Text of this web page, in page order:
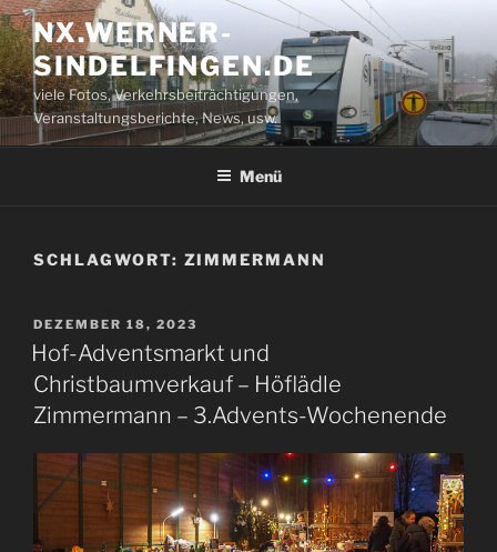
Zum
Inhalt
springen
NX.WERNER-
SINDELFINGEN.DE
viele Fotos, Verkehrsbeiträchtigungen,
Veranstaltungsberichte, News, usw.
Menü
SCHLAGWORT: ZIMMERMANN
VERÖFFENTLICHT
AM
DEZEMBER 18, 2023
Hof-Adventsmarkt und
Christbaumverkauf – Höflädle
Zimmermann – 3.Advents-Wochenende